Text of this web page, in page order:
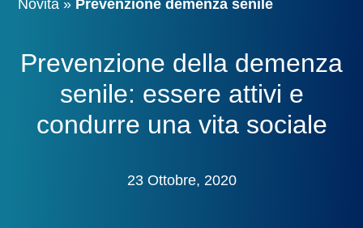
Novità » Prevenzione demenza senile
Prevenzione della demenza
senile: essere attivi e
condurre una vita sociale
23 Ottobre, 2020